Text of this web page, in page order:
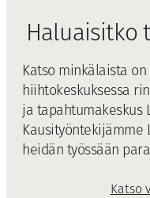
Haluaisitko
Katso minkälaista
hiihtokeskuksessa
ja tapahtumakeskus
Kausityöntekijämme
heidän työssään
Katso